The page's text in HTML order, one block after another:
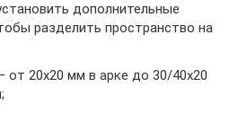
дополнительные
разделить пространство на
от 20х20 мм в арке до 30/40х20